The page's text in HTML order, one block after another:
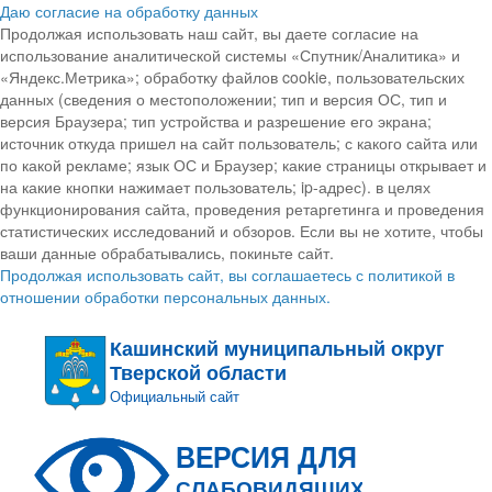
Даю согласие на обработку данных
Продолжая использовать наш сайт, вы даете согласие на
использование аналитической системы «Спутник/Аналитика» и
«Яндекс.Метрика»; обработку файлов cookie, пользовательских
данных (сведения о местоположении; тип и версия ОС, тип и
версия Браузера; тип устройства и разрешение его экрана;
источник откуда пришел на сайт пользователь; с какого сайта или
по какой рекламе; язык ОС и Браузер; какие страницы открывает и
на какие кнопки нажимает пользователь; ip-адрес). в целях
функционирования сайта, проведения ретаргетинга и проведения
статистических исследований и обзоров. Если вы не хотите, чтобы
ваши данные обрабатывались, покиньте сайт.
Продолжая использовать сайт, вы соглашаетесь с политикой в
отношении обработки персональных данных.